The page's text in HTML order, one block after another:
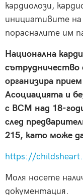
кардиолози,
инициативите
порасналите им
Национална
сътрудничество
организира
Асоциацията и
с ВСМ над 18-
след
215, като може
https://
Моля носете
документация.